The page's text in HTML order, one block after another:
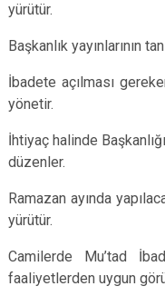
yürütür.
Başkanlık yayınlarının
İbadete açılması
yönetir.
İhtiyaç halinde
düzenler.
Ramazan ayında
yürütür.
Camilerde Mu’tad
faaliyetlerden uygun